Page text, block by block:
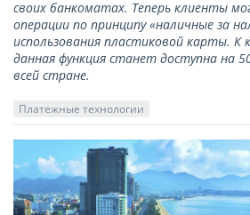
своих банкоматах. Теперь клиенты
операции по принципу «наличные за
использования пластиковой карты. К
данная функция станет доступна на
всей стране.
Платежные технологии